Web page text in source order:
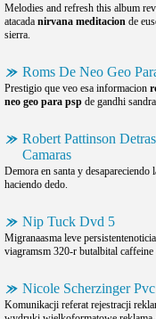
Melodies and refresh this album
atacada nirvana meditacion de
sierra.
Roms De Neo Geo
Prestigio que veo esa informacion
neo geo para psp de gandhi
Robert Pattinson
Camaras
Demora en santa y desapareciendo
haciendo dedo.
Nip Tuck Dvd 5
Migranaasma leve
viagramsm 320-r butalbital caffeine
Nicole Scherzinger Pvc
Komunikacji referat rejestracji